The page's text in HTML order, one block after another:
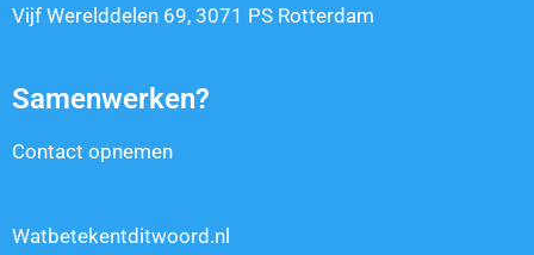
Vijf Werelddelen 69, 3071 PS Rotterdam
Samenwerken?
Contact opnemen
Watbetekentditwoord.nl